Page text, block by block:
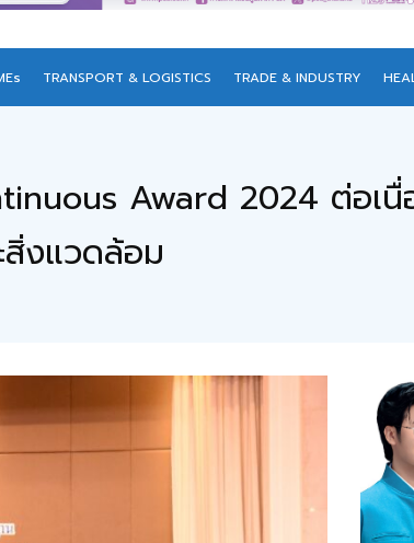
TRANSPORT & LOGISTICS TRADE & INDUSTRY
Award 2024 ต่อเ
งแวดล้อม